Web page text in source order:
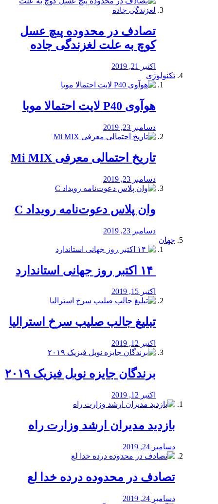
تصادف در محدوده پیچ عسل
کوچ به علت لغزندگی جاده
اکتبر 21, 2019
تکنولوژی
هوآوی P40 لایت احتمالا موبا
دسامبر 23, 2019
تاریخ احتمالی معرفی Mi MIX
دسامبر 23, 2019
وان پلاس دعوت‌نامه رویداد C
دسامبر 23, 2019
جهان
اکتبر 15, 2019
تبلیغ جالب صلیب سرخ استرالیا
اکتبر 12, 2019
برندگان جایزه نوبل فیزیک ۲۰۱۹
اکتبر 12, 2019
بازدید مدیران ارشد وزارت راه
دسامبر 24, 2019
تصادف در محدوده درده خدا لع
دسامبر 24, 2019